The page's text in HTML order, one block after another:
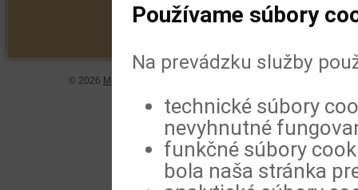
© 2026 MeDitorial
Používame súbory
Na prevádzku služby
technické súbory
nevyhnutné
funkčné súbory
bola naša stránka